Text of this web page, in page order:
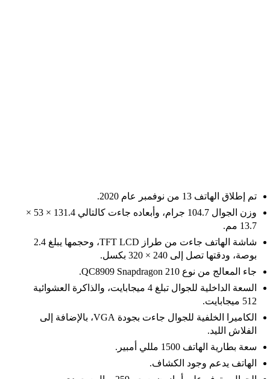
تم إطلاق الهاتف 13 من نوفمبر عام 2020.
وزن الجوال 104.7 جرام، وأبعاده جاءت كالتالي 131.4 × 53 ×
13.7 مم.
شاشة الهاتف جاءت من طراز TFT LCD، وحجمها يبلغ 2.4
بوصة، ودقتها تصل إلى 240 × 320 بكسل.
جاء المعالج من نوع QC8909 Snapdragon 210.
السعة الداخلية للجوال تبلغ 4 ميجابايت، والذاكرة العشوائية
512 ميجابايت.
الكاميرا الخلفية للجوال جاءت بجودة VGA، بالإضافة إلى
الفلاش الليد.
سعة بطارية الهاتف 1500 مللي أمبير.
الهاتف يدعم وجود الكشاف.